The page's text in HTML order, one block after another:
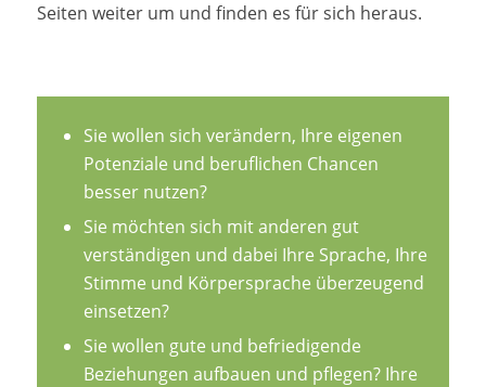
Seiten weiter um und finden es für sich heraus.
Sie wollen sich verändern, Ihre eigenen
Potenziale und beruflichen Chancen
besser nutzen?
Sie möchten sich mit anderen gut
verständigen und dabei Ihre Sprache, Ihre
Stimme und Körpersprache überzeugend
einsetzen?
Sie wollen gute und befriedigende
Beziehungen aufbauen und pflegen? Ihre